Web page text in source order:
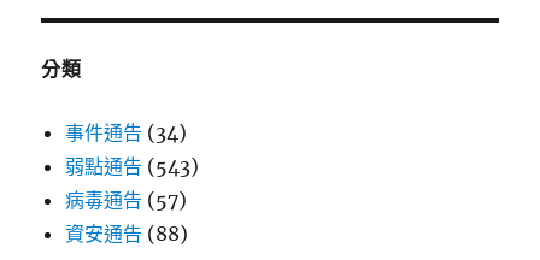
分類
事件通告 (34)
弱點通告 (543)
病毒通告 (57)
資安通告 (88)